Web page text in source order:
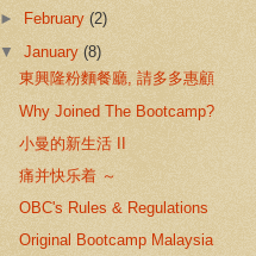
►
February(2)
▼January(8)
東興隆粉麵餐廳, 請多多惠顧
Why Joined The Bootcamp?
小曼的新生活 II
痛并快乐着 ～
Original Bootcamp Malaysia